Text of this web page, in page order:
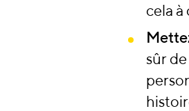
cela à
sûr